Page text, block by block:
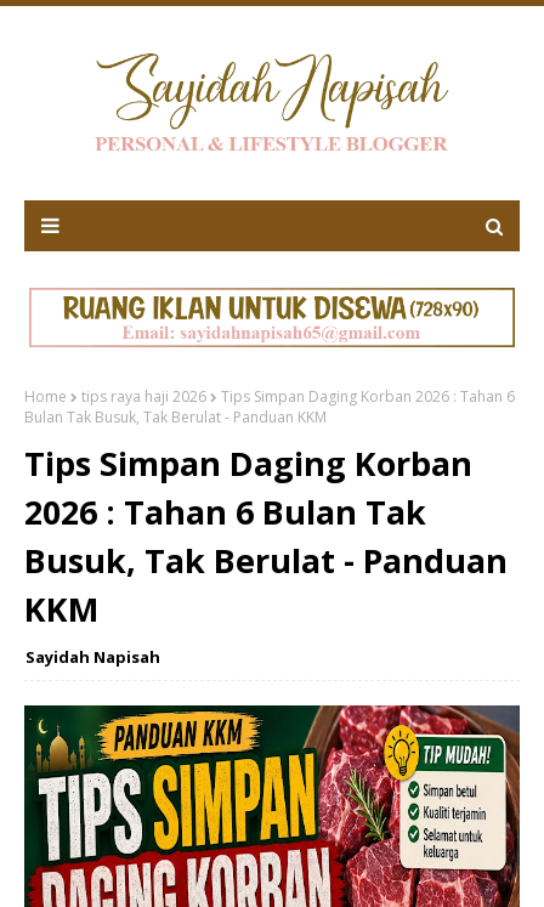
Home tips raya haji 2026
Tips Simpan Daging Korban 2026 : Tahan 6
Bulan Tak Busuk, Tak Berulat - Panduan KKM
Tips Simpan Daging Korban
2026 : Tahan 6 Bulan Tak
Busuk, Tak Berulat - Panduan
KKM
Sayidah Napisah